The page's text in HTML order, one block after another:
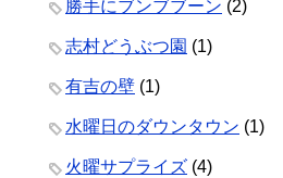
勝手にブンブブーン (2)
志村どうぶつ園 (1)
有吉の壁 (1)
水曜日のダウンタウン (1)
火曜サプライズ (4)